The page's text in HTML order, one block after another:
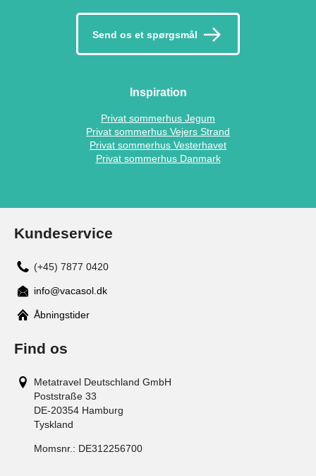
Send os et spørgsmål
Inspiration
Privat sommerhus Jegum
Privat sommerhus Vejers Strand
Privat sommerhus Vesterhavet
Privat sommerhus Danmark
Kundeservice
(+45) 7877 0420
info@vacasol.dk
Åbningstider
Find os
Metatravel Deutschland GmbH
Poststraße 33
DE-20354 Hamburg
Tyskland
Momsnr.: DE312256700